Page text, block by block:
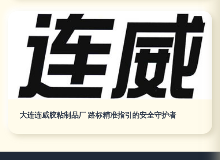
大连连威胶粘制品厂 路标精准指引的安全守护者